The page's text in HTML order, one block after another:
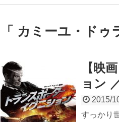
カミーユ・ドゥ
【映
ョン
2015/
すっかり